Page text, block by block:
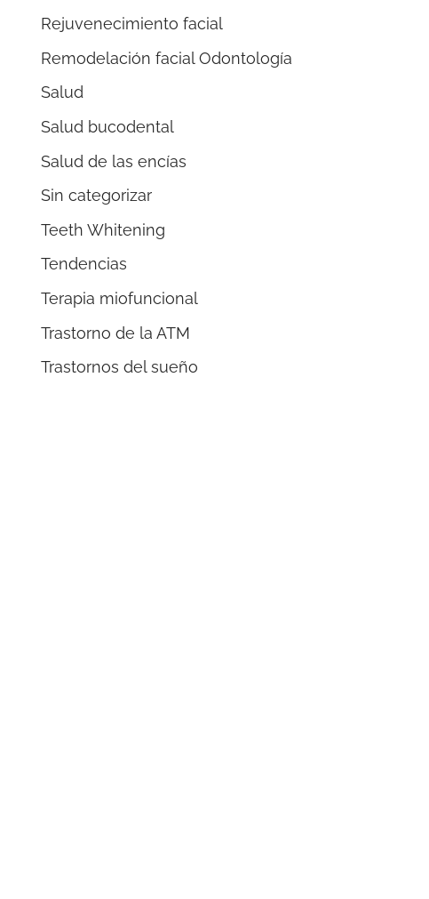
Rejuvenecimiento facial
Remodelación facial Odontología
Salud
Salud bucodental
Salud de las encías
Sin categorizar
Teeth Whitening
Tendencias
Terapia miofuncional
Trastorno de la ATM
Trastornos del sueño